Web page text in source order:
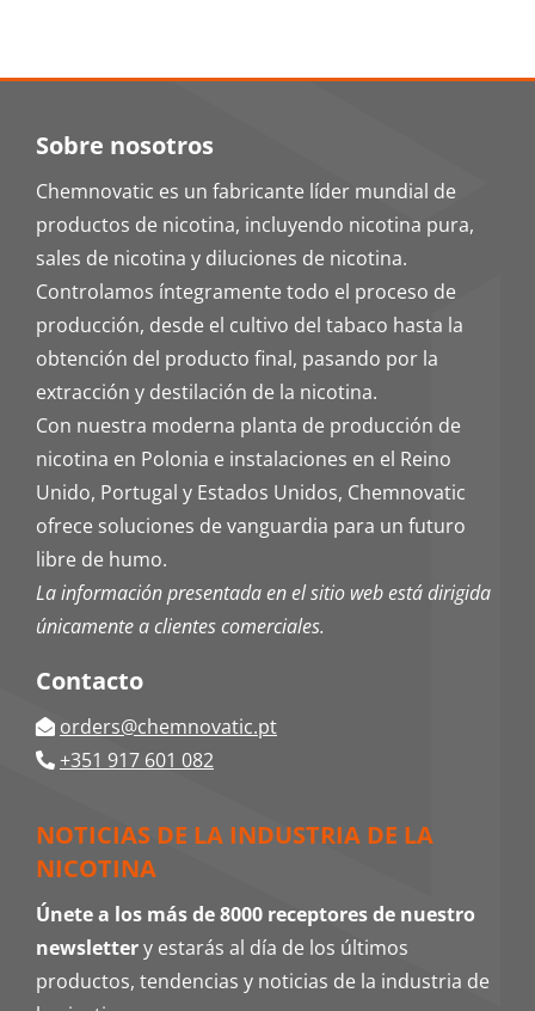
Sobre nosotros
Chemnovatic es un fabricante líder mundial de
productos de nicotina, incluyendo nicotina pura,
sales de nicotina y diluciones de nicotina.
Controlamos íntegramente todo el proceso de
producción, desde el cultivo del tabaco hasta la
obtención del producto final, pasando por la
extracción y destilación de la nicotina.
Con nuestra moderna planta de producción de
nicotina en Polonia e instalaciones en el Reino
Unido, Portugal y Estados Unidos, Chemnovatic
ofrece soluciones de vanguardia para un futuro
libre de humo.
La información presentada en el sitio web está dirigida
únicamente a clientes comerciales.
Contacto
orders@chemnovatic.pt
+351 917 601 082
NOTICIAS DE LA INDUSTRIA DE LA
NICOTINA
Únete a los más de 8000 receptores de nuestro
newslettery estarás al día de los últimos
productos, tendencias y noticias de la industria de